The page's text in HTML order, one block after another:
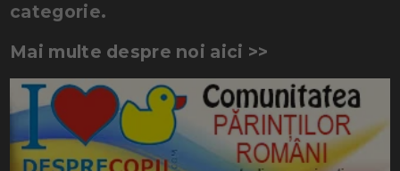
categorie.
Mai multe despre noi aici >>